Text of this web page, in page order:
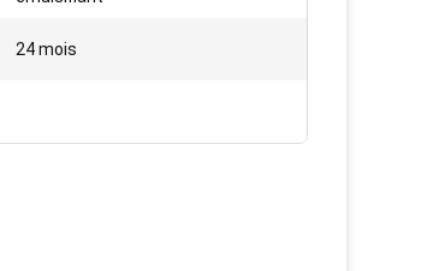
24 mois